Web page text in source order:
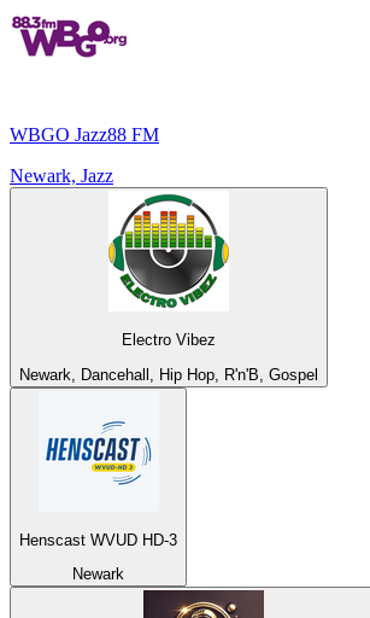
WBGO Jazz88 FM
Newark, Jazz
Electro Vibez
Newark, Dancehall, Hip Hop, R'n'B, Gospel
Henscast WVUD HD-3
Newark